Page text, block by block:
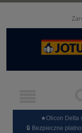
★Olicon Delta
🔒 Bezpieczne